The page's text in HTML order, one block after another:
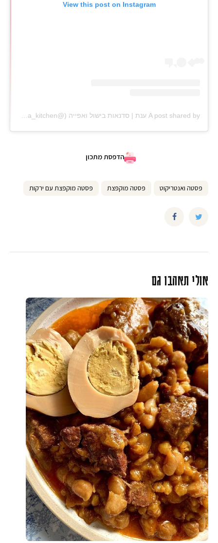
View this post on Instagram
A post shared by ענת | סדנאות בישול ואפייה (@anat_elisha_kitchen)
הדפסת מתכון
פסטה ואנטריקוט פסטה מוקפצת פסטה מוקפצת עם ירקות
אולי תאהבו גם